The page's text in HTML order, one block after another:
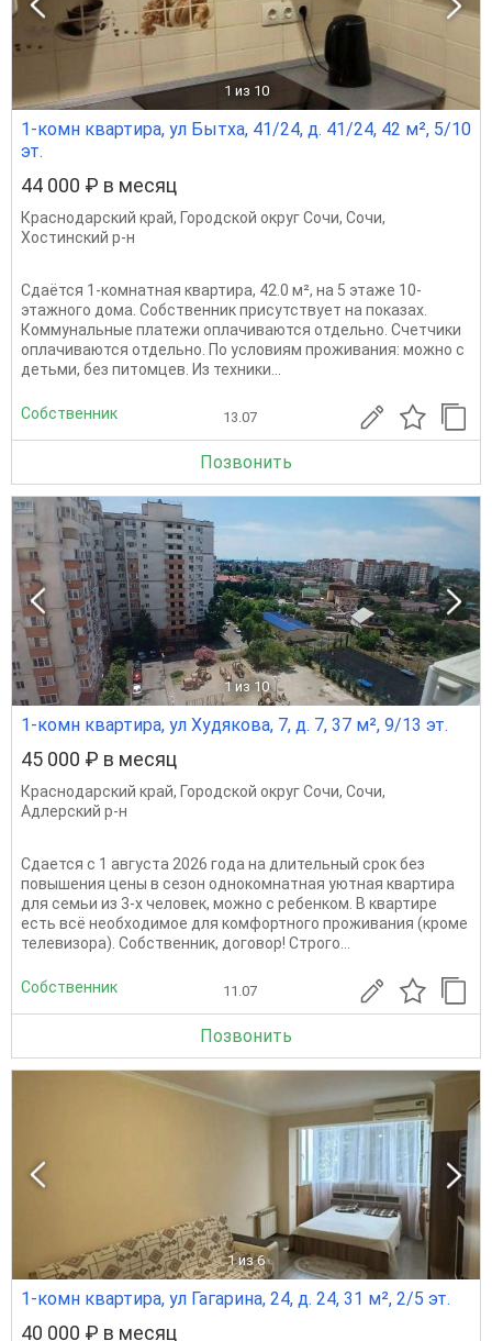
1 из 10
1-комн квартира, ул Бытха, 41/24, д. 41/24, 42 м², 5/10
эт.
44 000 ₽ в месяц
Краснодарский край, Городской округ Сочи, Сочи,
Хостинский р-н
Сдаётся 1-комнатная квартира, 42.0 м², на 5 этаже 10-
этажного дома. Собственник присутствует на показах.
Коммунальные платежи оплачиваются отдельно. Счетчики
оплачиваются отдельно. По условиям проживания: можно с
детьми, без питомцев. Из техники...
Собственник 13.07
Позвонить
1 из 10
1-комн квартира, ул Худякова, 7, д. 7, 37 м², 9/13 эт.
45 000 ₽ в месяц
Краснодарский край, Городской округ Сочи, Сочи,
Адлерский р-н
Сдается с 1 августа 2026 года на длительный срок без
повышения цены в сезон однокомнатная уютная квартира
для семьи из 3-х человек, можно с ребенком. В квартире
есть всё необходимое для комфортного проживания (кроме
телевизора). Собственник, договор! Строго...
Собственник 11.07
Позвонить
1 из 6
1-комн квартира, ул Гагарина, 24, д. 24, 31 м², 2/5 эт.
40 000 ₽ в месяц